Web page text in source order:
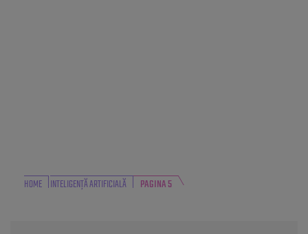
HOME INTELIGENȚĂ ARTIFICIALĂ PAGINA 5